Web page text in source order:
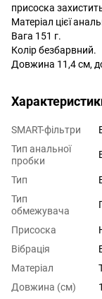
присоска
Матеріал цієї
Вага 151 г.
Колір безбарвний.
Довжина 11,4 см,
SMART-фільтри
Тип анальної
пробки
Тип
Тип
обмежувача
Присоска
Вібрація
Матеріал
Довжина (см)